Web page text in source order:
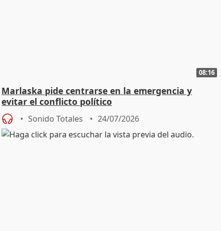
08:16
Marlaska pide centrarse en la emergencia y
evitar el conflicto político
Sonido Totales 24/07/2026